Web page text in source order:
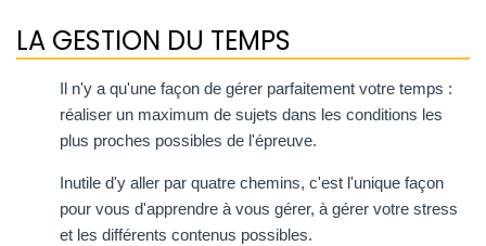
LA GESTION DU TEMPS
Il n'y a qu'une façon de gérer parfaitement votre temps :
réaliser un maximum de sujets dans les conditions les
plus proches possibles de l'épreuve.
Inutile d'y aller par quatre chemins, c'est l'unique façon
pour vous d'apprendre à vous gérer, à gérer votre stress
et les différents contenus possibles.